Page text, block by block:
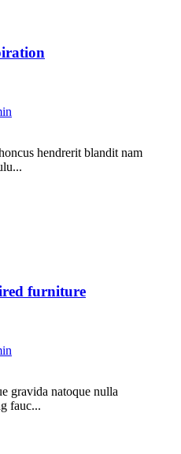
hendrerit blandit nam
furniture
gravida natoque nulla
fauc...